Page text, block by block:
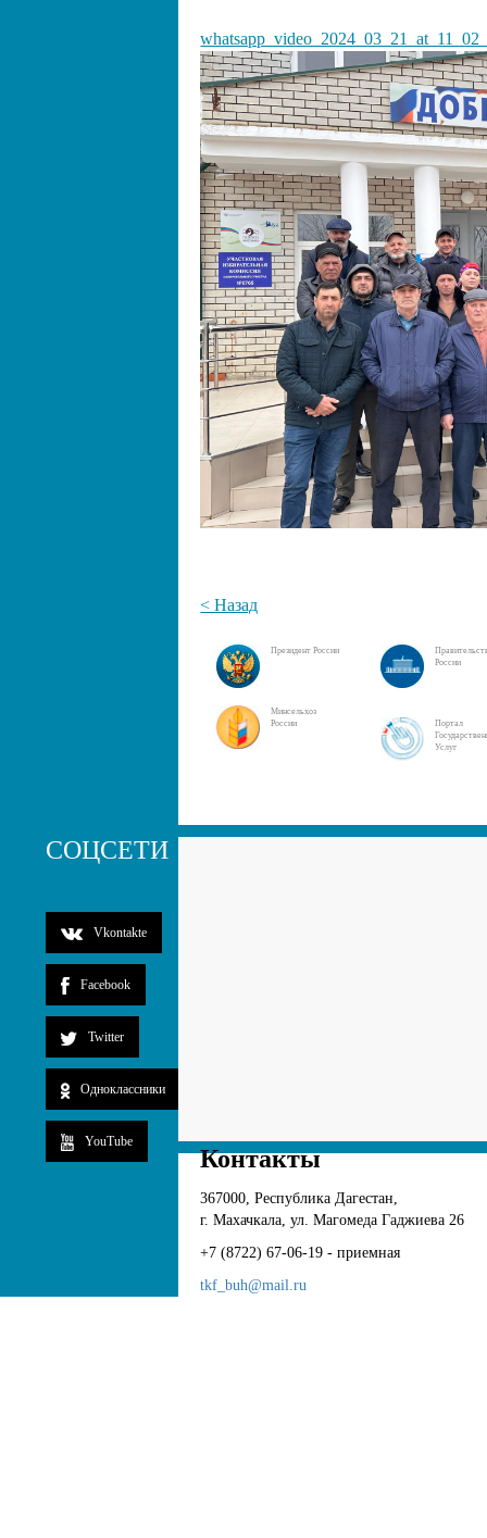
СОЦСЕТИ
Vkontakte
Facebook
Twitter
Одноклассники
YouTube
< Назад
Президент России
Минсельхоз
России
России
Портал
Услуг
Контакты
367000, Республика Дагестан,
г. Махачкала, ул. Магомеда Гаджиева 26
+7 (8722) 67-06-19 - приемная
tkf_buh@mail.ru